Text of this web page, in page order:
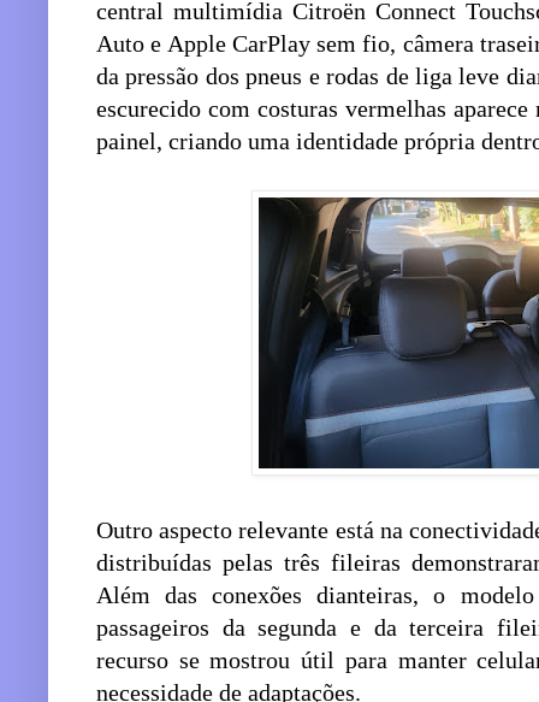
central multimídia Citroën Connect
Auto e Apple CarPlay sem fio, câmera
da pressão dos pneus e rodas de liga leve
escurecido com costuras vermelhas
painel, criando uma identidade própria
Outro aspecto relevante está na
distribuídas pelas três fileiras
Além das conexões dianteiras, o
passageiros da segunda e da terceira
recurso se mostrou útil para manter
necessidade de adaptações.